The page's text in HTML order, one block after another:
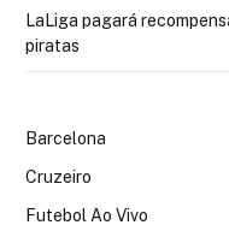
LaLiga pagará
piratas
Barcelona
Cruzeiro
Futebol Ao Vivo